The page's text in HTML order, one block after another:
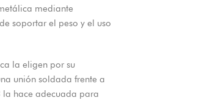
mediante
soportar el peso y el uso
la eligen por su
unión soldada frente a
la hace adecuada para